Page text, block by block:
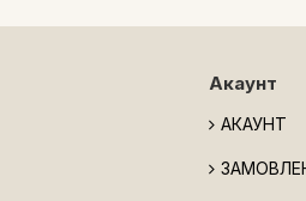
Акаунт
АКАУНТ